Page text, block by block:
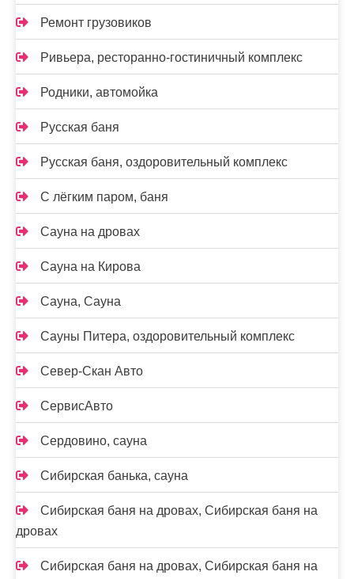
Ремонт грузовиков
Ривьера, ресторанно-гостиничный комплекс
Родники, автомойка
Русская баня
Русская баня, оздоровительный комплекс
С лёгким паром, баня
Сауна на дровах
Сауна на Кирова
Сауна, Сауна
Сауны Питера, оздоровительный комплекс
Север-Скан Авто
СервисАвто
Сердовино, сауна
Сибирская банька, сауна
Сибирская баня на дровах, Сибирская баня на
дровах
Сибирская баня на дровах, Сибирская баня на